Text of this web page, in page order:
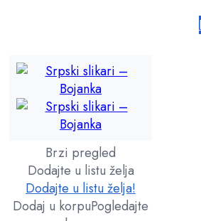
Brzi pregled
Dodajte u listu želja
Dodajte u listu želja!
Dodaj u korpuPogledajte